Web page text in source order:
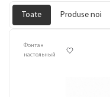
Toate Produse noi
Фонтан
настольный